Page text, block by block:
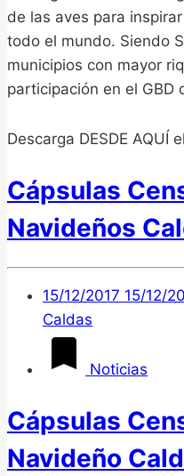
de las aves para
todo el mundo. Siendo
municipios con mayor
participación en el GBD
Descarga DESDE AQUÍ
Cápsulas
Navideños
15/12/2017 15/12/
Caldas
Noticias
Cápsulas
Navideño